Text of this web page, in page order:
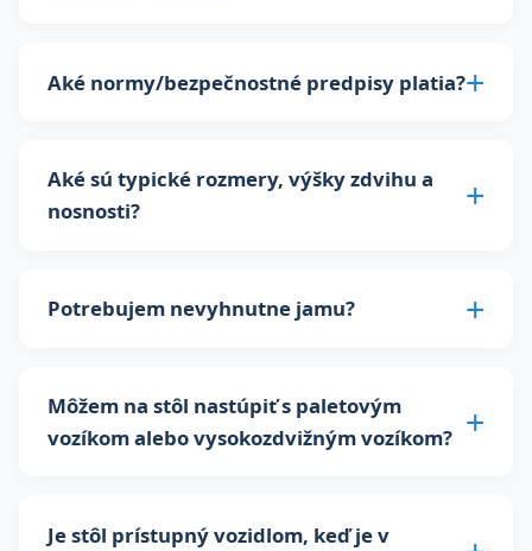
Aké normy/bezpečnostné predpisy platia?
Aké sú typické rozmery, výšky zdvihu a
nosnosti?
Potrebujem nevyhnutne jamu?
Môžem na stôl nastúpiť s paletovým
vozíkom alebo vysokozdvižným vozíkom?
Je stôl prístupný vozidlom, keď je v